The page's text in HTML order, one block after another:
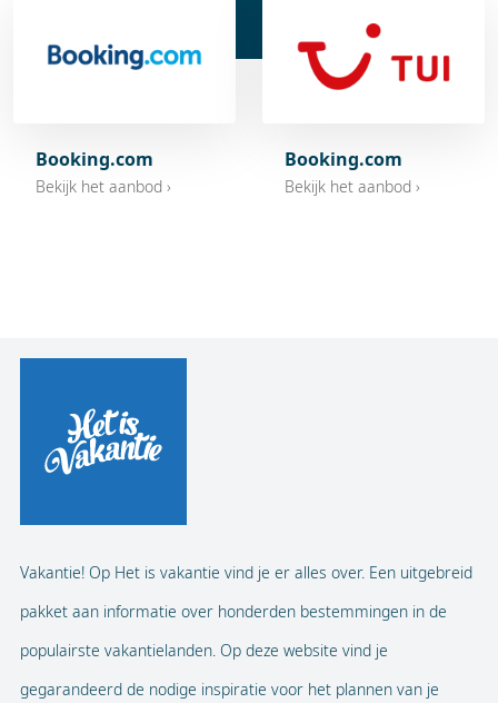
Booking.com
Bekijk het aanbod ›
Booking.com
Bekijk het aanbod ›
Vakantie! Op Het is vakantie vind je er alles over. Een uitgebreid
pakket aan informatie over honderden bestemmingen in de
populairste vakantielanden. Op deze website vind je
gegarandeerd de nodige inspiratie voor het plannen van je